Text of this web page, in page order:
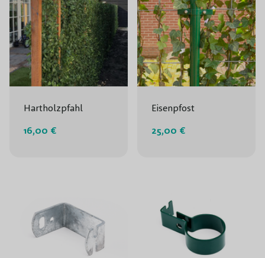
Hartholzpfahl
16,00 €
Eisenpfost
25,00 €